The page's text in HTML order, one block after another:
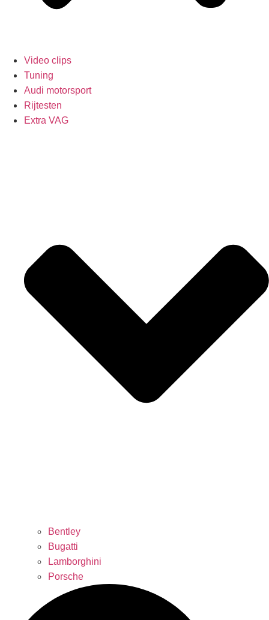
Video clips
Tuning
Audi motorsport
Rijtesten
Extra VAG
Bentley
Bugatti
Lamborghini
Porsche